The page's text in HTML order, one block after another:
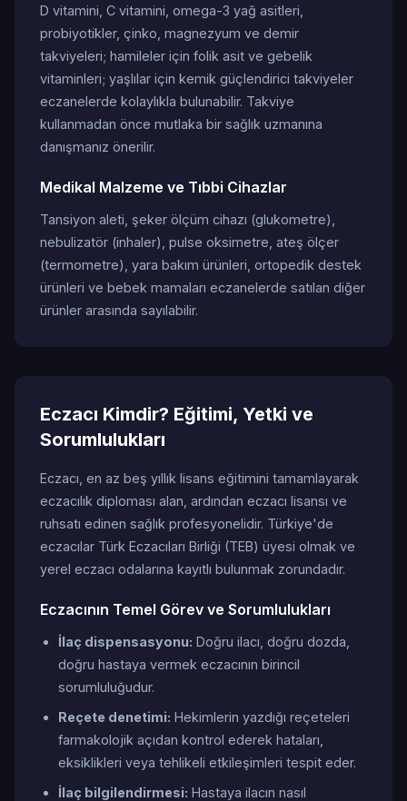
D vitamini, C vitamini, omega-3 yağ asitleri,
probiyotikler, çinko, magnezyum ve demir
takviyeleri; hamileler için folik asit ve gebelik
vitaminleri; yaşlılar için kemik güçlendirici takviyeler
eczanelerde kolaylıkla bulunabilir. Takviye
kullanmadan önce mutlaka bir sağlık uzmanına
danışmanız önerilir.
Medikal Malzeme ve Tıbbi Cihazlar
Tansiyon aleti, şeker ölçüm cihazı (glukometre),
nebulizatör (inhaler), pulse oksimetre, ateş ölçer
(termometre), yara bakım ürünleri, ortopedik destek
ürünleri ve bebek mamaları eczanelerde satılan diğer
ürünler arasında sayılabilir.
Eczacı Kimdir? Eğitimi, Yetki ve
Sorumlulukları
Eczacı, en az beş yıllık lisans eğitimini tamamlayarak
eczacılık diploması alan, ardından eczacı lisansı ve
ruhsatı edinen sağlık profesyonelidir. Türkiye'de
eczacılar Türk Eczacıları Birliği (TEB) üyesi olmak ve
yerel eczacı odalarına kayıtlı bulunmak zorundadır.
Eczacının Temel Görev ve Sorumlulukları
İlaç dispensasyonu: Doğru ilacı, doğru dozda,
doğru hastaya vermek eczacının birincil
sorumluluğudur.
Reçete denetimi: Hekimlerin yazdığı reçeteleri
farmakolojik açıdan kontrol ederek hataları,
eksiklikleri veya tehlikeli etkileşimleri tespit eder.
İlaç bilgilendirmesi: Hastaya ilacın nasıl